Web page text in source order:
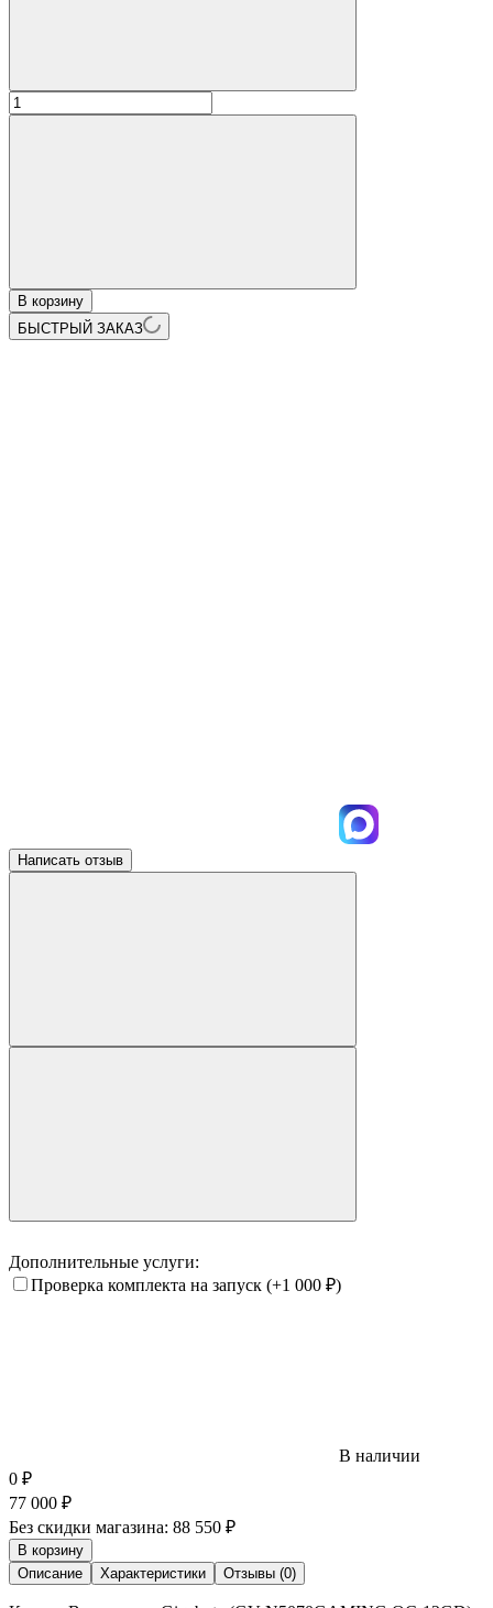
В корзину
БЫСТРЫЙ ЗАКАЗ
Написать отзыв
Дополнительные услуги:
Проверка комплекта на запуск (+1 000 ₽)
В наличии
0 ₽
77 000 ₽
Без скидки магазина: 88 550 ₽
В корзину
Описание
Характеристики Отзывы (0)